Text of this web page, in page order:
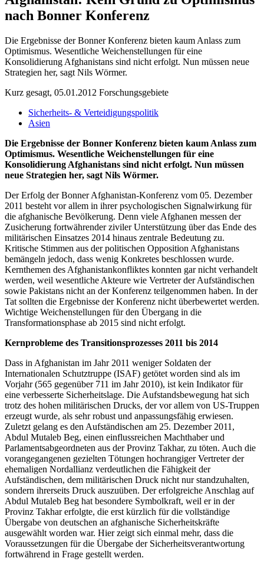
nach Bonner Konferenz
Die Ergebnisse der Bonner Konferenz bieten kaum Anlass zum
Optimismus. Wesentliche Weichenstellungen für eine
Konsolidierung Afghanistans sind nicht erfolgt. Nun müssen neue
Strategien her, sagt Nils Wörmer.
Kurz gesagt, 05.01.2012 Forschungsgebiete
Sicherheits- & Verteidigungspolitik
Asien
Die Ergebnisse der Bonner Konferenz bieten kaum Anlass zum
Optimismus. Wesentliche Weichenstellungen für eine
Konsolidierung Afghanistans sind nicht erfolgt. Nun müssen
neue Strategien her, sagt Nils Wörmer.
Der Erfolg der Bonner Afghanistan-Konferenz vom 05. Dezember
2011 besteht vor allem in ihrer psychologischen Signalwirkung für
die afghanische Bevölkerung. Denn viele Afghanen messen der
Zusicherung fortwährender ziviler Unterstützung über das Ende des
militärischen Einsatzes 2014 hinaus zentrale Bedeutung zu.
Kritische Stimmen aus der politischen Opposition Afghanistans
bemängeln jedoch, dass wenig Konkretes beschlossen wurde.
Kernthemen des Afghanistankonfliktes konnten gar nicht verhandelt
werden, weil wesentliche Akteure wie Vertreter der Aufständischen
sowie Pakistans nicht an der Konferenz teilgenommen haben. In der
Tat sollten die Ergebnisse der Konferenz nicht überbewertet werden.
Wichtige Weichenstellungen für den Übergang in die
Transformationsphase ab 2015 sind nicht erfolgt.
Kernprobleme des Transitionsprozesses 2011 bis 2014
Dass in Afghanistan im Jahr 2011 weniger Soldaten der
Internationalen Schutztruppe (ISAF) getötet worden sind als im
Vorjahr (565 gegenüber 711 im Jahr 2010), ist kein Indikator für
eine verbesserte Sicherheitslage. Die Aufstandsbewegung hat sich
trotz des hohen militärischen Drucks, der vor allem von US-Truppen
erzeugt wurde, als sehr robust und anpassungsfähig erwiesen.
Zuletzt gelang es den Aufständischen am 25. Dezember 2011,
Abdul Mutaleb Beg, einen einflussreichen Machthaber und
Parlamentsabgeordneten aus der Provinz Takhar, zu töten. Auch die
vorangegangenen gezielten Tötungen hochrangiger Vertreter der
ehemaligen Nordallianz verdeutlichen die Fähigkeit der
Aufständischen, dem militärischen Druck nicht nur standzuhalten,
sondern ihrerseits Druck auszuüben. Der erfolgreiche Anschlag auf
Abdul Mutaleb Beg hat besondere Symbolkraft, weil er in der
Provinz Takhar erfolgte, die erst kürzlich für die vollständige
Übergabe von deutschen an afghanische Sicherheitskräfte
ausgewählt worden war. Hier zeigt sich einmal mehr, dass die
Voraussetzungen für die Übergabe der Sicherheitsverantwortung
fortwährend in Frage gestellt werden.